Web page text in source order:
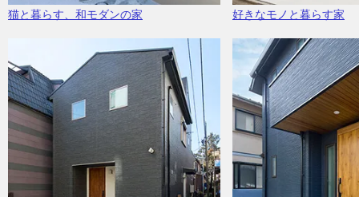
猫と暮らす、和モダンの家 好きなモノと暮らす家